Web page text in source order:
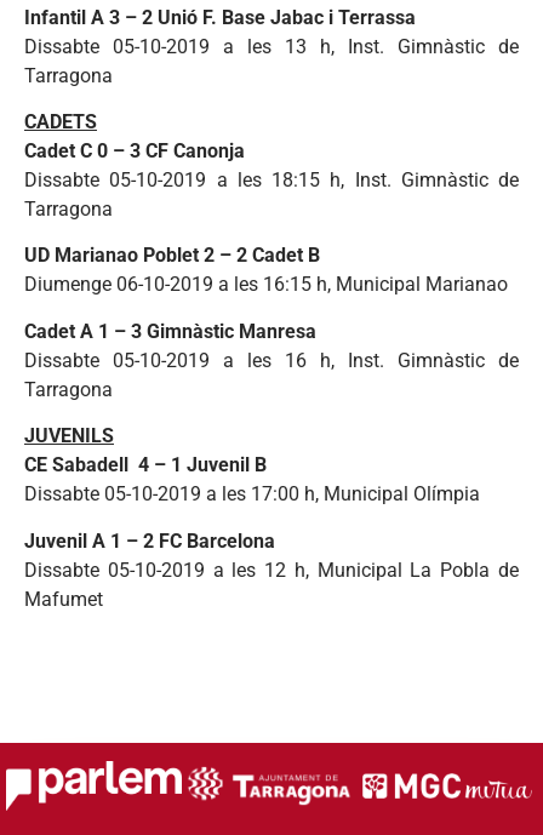
Infantil A 3 – 2 Unió F. Base Jabac i Terrassa
Dissabte 05-10-2019 a les 13 h, Inst. Gimnàstic de
Tarragona
CADETS
Cadet C 0 – 3 CF Canonja
Dissabte 05-10-2019 a les 18:15 h, Inst. Gimnàstic de
Tarragona
UD Marianao Poblet 2 – 2 Cadet B
Diumenge 06-10-2019 a les 16:15 h, Municipal Marianao
Cadet A 1 – 3 Gimnàstic Manresa
Dissabte 05-10-2019 a les 16 h, Inst. Gimnàstic de
Tarragona
JUVENILS
CE Sabadell 4 – 1 Juvenil B
Dissabte 05-10-2019 a les 17:00 h, Municipal Olímpia
Juvenil A 1 – 2 FC Barcelona
Dissabte 05-10-2019 a les 12 h, Municipal La Pobla de
Mafumet